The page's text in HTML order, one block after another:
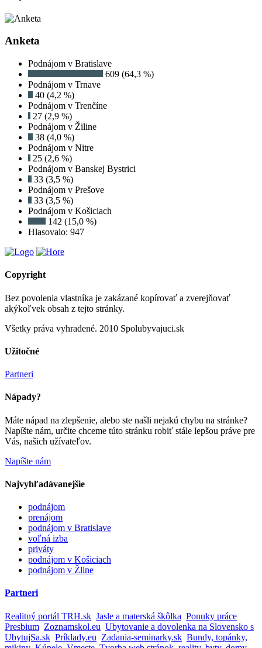
Anketa
Podnájom v Bratislave
609 (64,3 %)
Podnájom v Trnave
40 (4,2 %)
Podnájom v Trenčíne
27 (2,9 %)
Podnájom v Žiline
38 (4,0 %)
Podnájom v Nitre
25 (2,6 %)
Podnájom v Banskej Bystrici
33 (3,5 %)
Podnájom v Prešove
33 (3,5 %)
Podnájom v Košiciach
142 (15,0 %)
Hlasovalo: 947
Copyright
Bez povolenia vlastníka je zakázané kopírovať a zverejňovať
akýkoľvek obsah z tejto stránky.
Všetky práva vyhradené. 2010 Spolubyvajuci.sk
Užitočné
Partneri
Nápady?
Máte nápad na zlepšenie, alebo ste našli nejakú chybu na stránke?
Napíšte nám, určite chceme túto stránku robiť stále lepšou práve pre
Vás, našich užívateľov.
Napíšte nám
Najvyhľadávanejšie
podnájom
prenájom
podnájom v Bratislave
voľná izba
priváty
podnájom v Košiciach
podnájom v Žline
Partneri
Realitný portál TRH.sk Jasle a materská škôlka Ponuky práce
Presbium Zoznamskol.eu Ubytovanie a dovolenka na Slovensko s
UbytujSa.sk Príklady.eu Zadania-seminarky.sk Bundy, topánky,